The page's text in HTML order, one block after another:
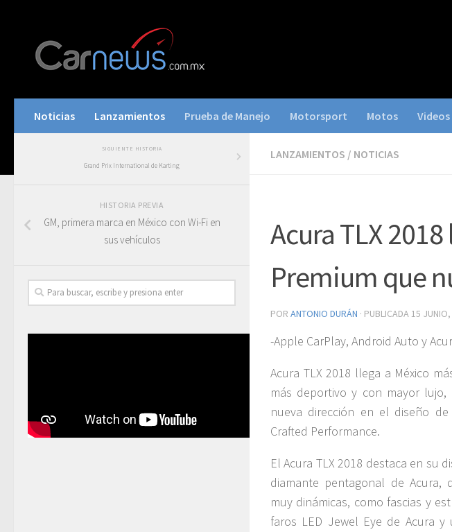
Noticias Lanzamientos Prueba de Manejo Motorsport Motos Videos
LANZAMIENTOS / NOTICIAS
Acura TLX
Premium que
POR ANTONIO DURÁN · PUBLICADA 15
-Apple CarPlay, Android Auto y
Acura TLX 2018 llega a México
más deportivo y con mayor
nueva dirección en el diseño
Crafted Performance.
El Acura TLX 2018 destaca en su
diamante pentagonal de Acura,
muy dinámicas, como fascias y
faros LED Jewel Eye de Acura
SIGUIENTE HISTORIA
Grand Prix International de Karting
HISTORIA PREVIA
GM, primera marca en México con Wi-Fi en
sus vehículos